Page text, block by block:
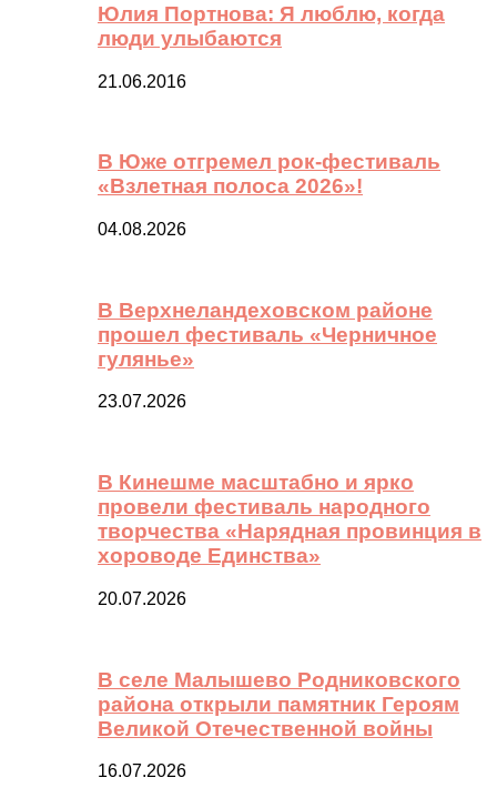
Юлия Портнова: Я люблю, когда
люди улыбаются
21.06.2016
В Юже отгремел рок-фестиваль
«Взлетная полоса 2026»!
04.08.2026
В Верхнеландеховском районе
прошел фестиваль «Черничное
гулянье»
23.07.2026
В Кинешме масштабно и ярко
провели фестиваль народного
творчества «Нарядная провинция в
хороводе Единства»
20.07.2026
В селе Малышево Родниковского
района открыли памятник Героям
Великой Отечественной войны
16.07.2026